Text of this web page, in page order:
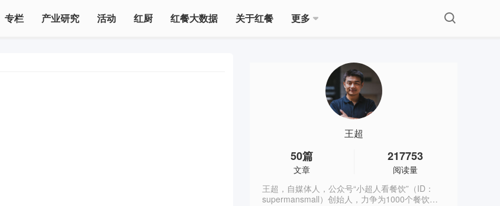
专栏 产业研究 活动 红厨 红餐大数据 关于红餐 更多
王超
50篇
文章
217753
阅读量
王超，自媒体人，公众号“小超人看餐饮”（ID：
supermansmall）创始人，力争为1000个餐饮人